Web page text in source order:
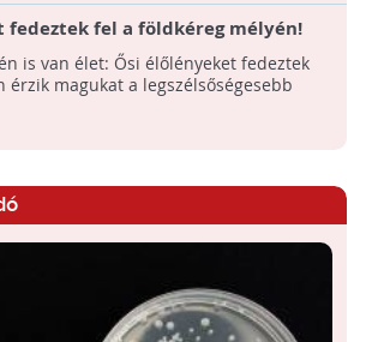
fedeztek fel a földkéreg mélyén!
is van élet: Ősi élőlényeket fedeztek
érzik magukat a legszélsőségesebb